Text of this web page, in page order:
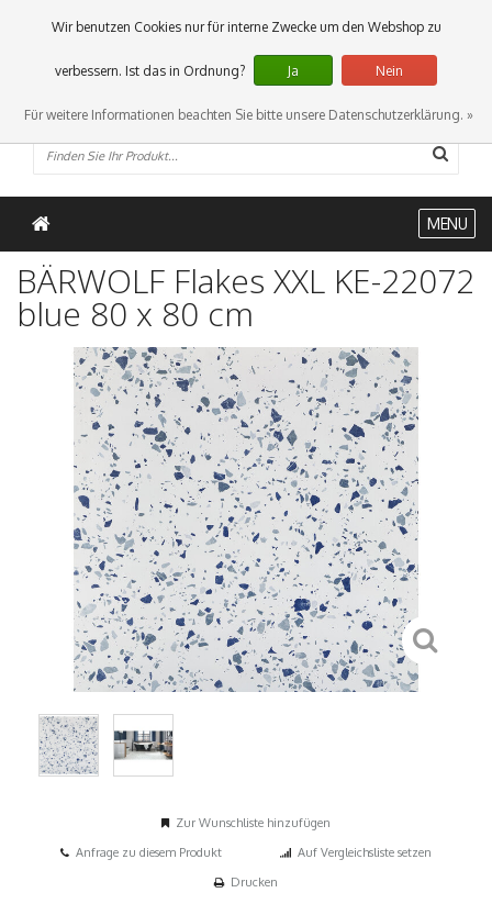
0 Artikel
MENU
BÄRWOLF Flakes XXL KE-22072
blue 80 x 80 cm
Zur Wunschliste hinzufügen
Anfrage zu diesem Produkt
Auf Vergleichsliste setzen
Drucken
Wir benutzen Cookies nur für interne Zwecke um den Webshop zu
verbessern. Ist das in Ordnung? Ja Nein
Für weitere Informationen beachten Sie bitte unsere Datenschutzerklärung. »